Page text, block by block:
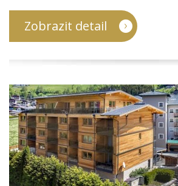
Zobrazit detail